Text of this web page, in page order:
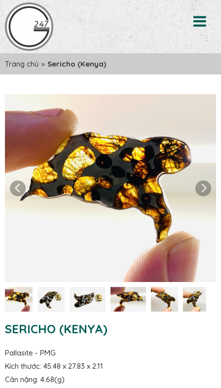
Trang chủ » Sericho (Kenya)
SERICHO (KENYA)
Pallasite - PMG
Kích thước: 45.48 x 27.83 x 2.11
Cân nặng: 4.68(g)